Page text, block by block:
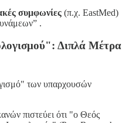
συμφωνίες (π.χ. EastMed)
.
Διπλά Μέτρα
των υπαρχουσών
πιστεύει ότι "ο Θεός